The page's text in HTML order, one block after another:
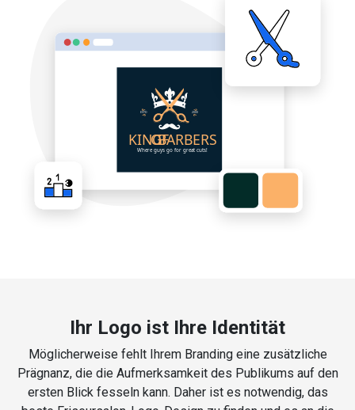
Ihr Logo ist Ihre Identität
Möglicherweise fehlt Ihrem Branding eine zusätzliche
Prägnanz, die die Aufmerksamkeit des Publikums auf den
ersten Blick fesseln kann. Daher ist es notwendig, das